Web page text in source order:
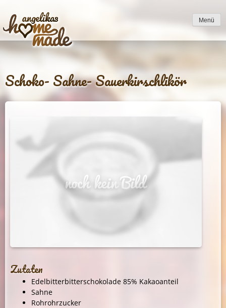
Menü
Schoko- Sahne- Sauerkirschlikör
Zutaten
Edelbitterbitterschokolade 85% Kakaoanteil
Sahne
Rohrohrzucker